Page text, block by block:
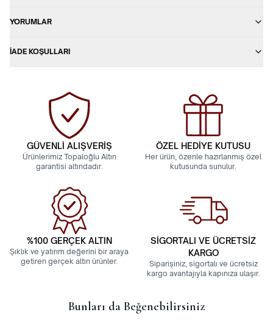
YORUMLAR
İADE KOŞULLARI
GÜVENLİ ALIŞVERİŞ
Ürünlerimiz Topaloğlu Altın
garantisi altındadır.
ÖZEL HEDİYE KUTUSU
Her ürün, özenle hazırlanmış özel
kutusunda sunulur.
%100 GERÇEK ALTIN
Şıklık ve yatırım değerini bir araya
getiren gerçek altın ürünler.
SİGORTALI VE ÜCRETSİZ
KARGO
Siparişiniz, sigortalı ve ücretsiz
kargo avantajıyla kapınıza ulaşır.
Bunları da Beğenebilirsiniz